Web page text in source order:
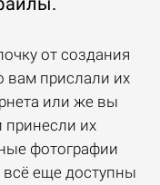
от создания
вам прислали их
или же вы
принесли их
фотографии
еще доступны